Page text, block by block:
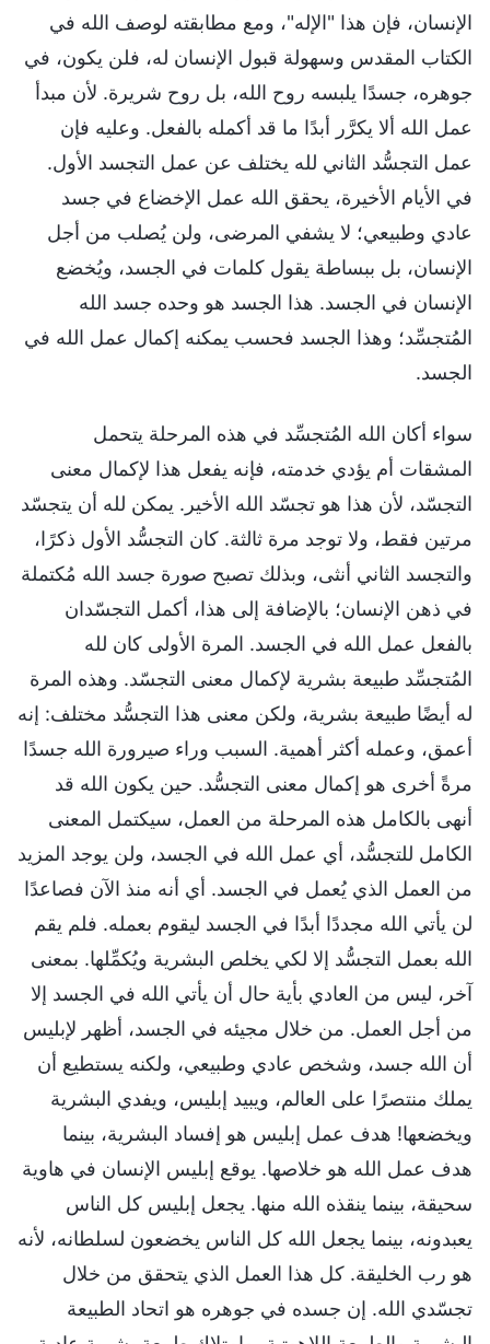
الإنسان، فإن هذا "الإله"، ومع مطابقته لوصف الله في
الكتاب المقدس وسهولة قبول الإنسان له، فلن يكون، في
جوهره، جسدًا يلبسه روح الله، بل روح شريرة. لأن مبدأ
عمل الله ألا يكرَّر أبدًا ما قد أكمله بالفعل. وعليه فإن
عمل التجسُّد الثاني لله يختلف عن عمل التجسد الأول.
في الأيام الأخيرة، يحقق الله عمل الإخضاع في جسد
عادي وطبيعي؛ لا يشفي المرضى، ولن يُصلب من أجل
الإنسان، بل ببساطة يقول كلمات في الجسد، ويُخضع
الإنسان في الجسد. هذا الجسد هو وحده جسد الله
المُتجسِّد؛ وهذا الجسد فحسب يمكنه إكمال عمل الله في
الجسد.
سواء أكان الله المُتجسِّد في هذه المرحلة يتحمل
المشقات أم يؤدي خدمته، فإنه يفعل هذا لإكمال معنى
التجسّد، لأن هذا هو تجسّد الله الأخير. يمكن لله أن يتجسّد
مرتين فقط، ولا توجد مرة ثالثة. كان التجسُّد الأول ذكرًا،
والتجسد الثاني أنثى، وبذلك تصبح صورة جسد الله مُكتملة
في ذهن الإنسان؛ بالإضافة إلى هذا، أكمل التجسّدان
بالفعل عمل الله في الجسد. المرة الأولى كان لله
المُتجسِّد طبيعة بشرية لإكمال معنى التجسّد. وهذه المرة
له أيضًا طبيعة بشرية، ولكن معنى هذا التجسُّد مختلف: إنه
أعمق، وعمله أكثر أهمية. السبب وراء صيرورة الله جسدًا
مرةً أخرى هو إكمال معنى التجسُّد. حين يكون الله قد
أنهى بالكامل هذه المرحلة من العمل، سيكتمل المعنى
الكامل للتجسُّد، أي عمل الله في الجسد، ولن يوجد المزيد
من العمل الذي يُعمل في الجسد. أي أنه منذ الآن فصاعدًا
لن يأتي الله مجددًا أبدًا في الجسد ليقوم بعمله. فلم يقم
الله بعمل التجسُّد إلا لكي يخلص البشرية ويُكمِّلها. بمعنى
آخر، ليس من العادي بأية حال أن يأتي الله في الجسد إلا
من أجل العمل. من خلال مجيئه في الجسد، أظهر لإبليس
أن الله جسد، وشخص عادي وطبيعي، ولكنه يستطيع أن
يملك منتصرًا على العالم، ويبيد إبليس، ويفدي البشرية
ويخضعها! هدف عمل إبليس هو إفساد البشرية، بينما
هدف عمل الله هو خلاصها. يوقع إبليس الإنسان في هاوية
سحيقة، بينما ينقذه الله منها. يجعل إبليس كل الناس
يعبدونه، بينما يجعل الله كل الناس يخضعون لسلطانه، لأنه
هو رب الخليقة. كل هذا العمل الذي يتحقق من خلال
تجسّدي الله. إن جسده في جوهره هو اتحاد الطبيعة